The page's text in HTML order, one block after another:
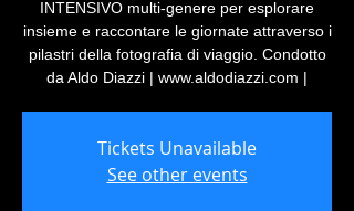
INTENSIVO multi-genere per esplorare
insieme e raccontare le giornate attraverso i
pilastri della fotografia di viaggio. Condotto
da Aldo Diazzi | www.aldodiazzi.com |
Tickets Unavailable
See other events